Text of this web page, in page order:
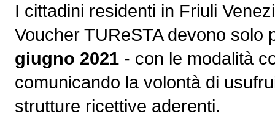
I cittadini residenti in Friuli
Voucher TUReSTA devono
giugno 2021 - con le modalità
comunicando la volontà di
strutture ricettive aderenti.